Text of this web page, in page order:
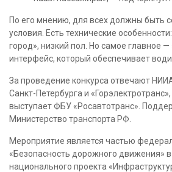
По его мнению, для всех должны быть
условия. Есть технические
город», низкий пол. Но самое главное —
интерфейс, который обеспечивает
За проведение конкурса отвечают
Санкт-Петербурга и
выступает ФБУ «Росавтотранс».
Министерство транспорта РФ.
Мероприятие является частью
«Безопасность дорожного движения» в
национального проекта